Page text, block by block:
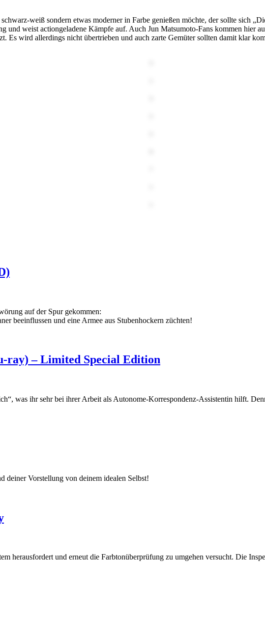
weiß sondern etwas moderner in Farbe genießen möchte, der sollte sich
und weist actiongeladene Kämpfe auf. Auch Jun Matsumoto-Fans kommen hier
Es wird allerdings nicht übertrieben und auch zarte Gemüter sollten damit klar
auf der Spur gekommen:
beeinflussen und eine Armee aus Stubenhockern züchten!
ray) – Limited Special Edition
was ihr sehr bei ihrer Arbeit als Autonome-Korrespondenz-Assistentin hilft.
deiner Vorstellung von deinem idealen Selbst!
herausfordert und erneut die Farbtonüberprüfung zu umgehen versucht. Die